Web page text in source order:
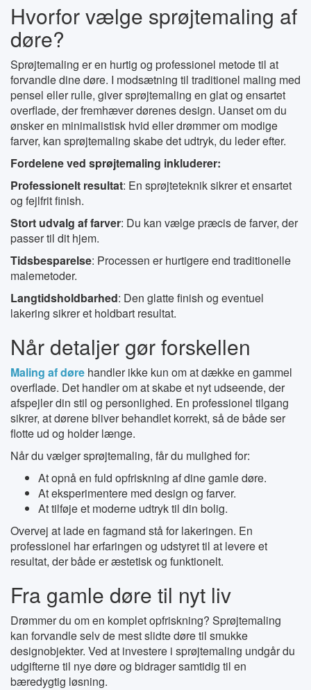
Hvorfor vælge sprøjtemaling af
døre?
Sprøjtemaling er en hurtig og professionel metode til at
forvandle dine døre. I modsætning til traditionel maling med
pensel eller rulle, giver sprøjtemaling en glat og ensartet
overflade, der fremhæver dørenes design. Uanset om du
ønsker en minimalistisk hvid eller drømmer om modige
farver, kan sprøjtemaling skabe det udtryk, du leder efter.
Fordelene ved sprøjtemaling inkluderer:
Professionelt resultat: En sprøjteteknik sikrer et ensartet
og fejlfrit finish.
Stort udvalg af farver: Du kan vælge præcis de farver, der
passer til dit hjem.
Tidsbesparelse: Processen er hurtigere end traditionelle
malemetoder.
Langtidsholdbarhed: Den glatte finish og eventuel
lakering sikrer et holdbart resultat.
Når detaljer gør forskellen
Maling af døre handler ikke kun om at dække en gammel
overflade. Det handler om at skabe et nyt udseende, der
afspejler din stil og personlighed. En professionel tilgang
sikrer, at dørene bliver behandlet korrekt, så de både ser
flotte ud og holder længe.
Når du vælger sprøjtemaling, får du mulighed for:
At opnå en fuld opfriskning af dine gamle døre.
At eksperimentere med design og farver.
At tilføje et moderne udtryk til din bolig.
Overvej at lade en fagmand stå for lakeringen. En
professionel har erfaringen og udstyret til at levere et
resultat, der både er æstetisk og funktionelt.
Fra gamle døre til nyt liv
Drømmer du om en komplet opfriskning? Sprøjtemaling
kan forvandle selv de mest slidte døre til smukke
designobjekter. Ved at investere i sprøjtemaling undgår du
udgifterne til nye døre og bidrager samtidig til en
bæredygtig løsning.